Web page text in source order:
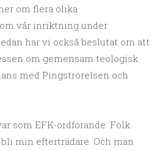
om flera olika
vår inriktning under
har vi också beslutat om att
om gemensam teologisk
med Pingströrelsen och
som EFK-ordförande. Folk
min efterträdare. Och man